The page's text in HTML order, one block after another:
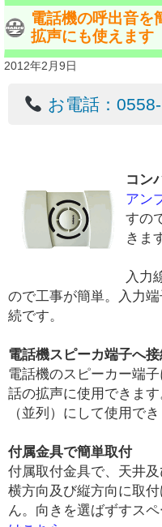
電話機の呼出音を
拡声にも使えます
2012年2月9日
お電話：
コン
アン
すの
きま
入力
ので工事が簡単。入力
続です。
電話機スピーカ端子へ
電話機のスピーカー端
話の拡声に使用できま
（並列）にして使用で
付属金具で簡単取付
付属取付金具で、天井
横方向及び縦方向に取
ん。向きを選ばずすス